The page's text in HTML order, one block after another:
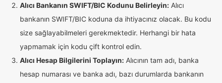
Alıcı Bankanın SWIFT/BIC Kodunu Belirleyin: Alıcı
bankanın SWIFT/BIC koduna da ihtiyacınız olacak. Bu kodu
size sağlayabilmeleri gerekmektedir. Herhangi bir hata
yapmamak için kodu çift kontrol edin.
Alıcı Hesap Bilgilerini Toplayın: Alıcının tam adı, banka
hesap numarası ve banka adı, bazı durumlarda bankanın